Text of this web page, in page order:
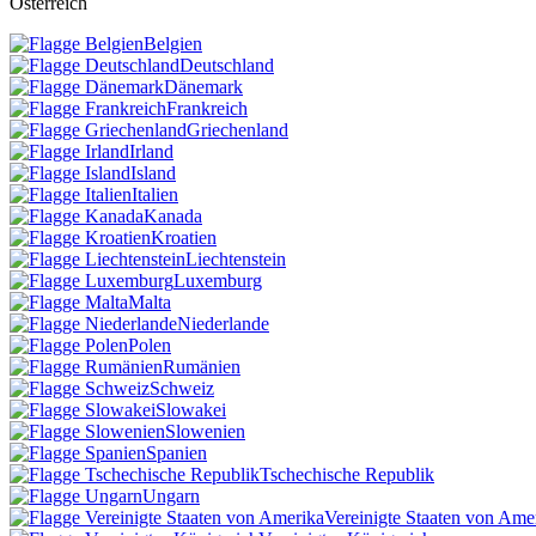
Belgien
Deutschland
Dänemark
Frankreich
Griechenland
Irland
Island
Italien
Kanada
Kroatien
Liechtenstein
Luxemburg
Malta
Niederlande
Polen
Rumänien
Schweiz
Slowakei
Slowenien
Spanien
Tschechische Republik
Ungarn
Vereinigte Staaten von